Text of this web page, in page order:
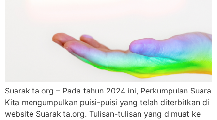
Suarakita.org – Pada tahun 2024 ini, Perkumpulan Suara
Kita mengumpulkan puisi-puisi yang telah diterbitkan di
website Suarakita.org. Tulisan-tulisan yang dimuat ke